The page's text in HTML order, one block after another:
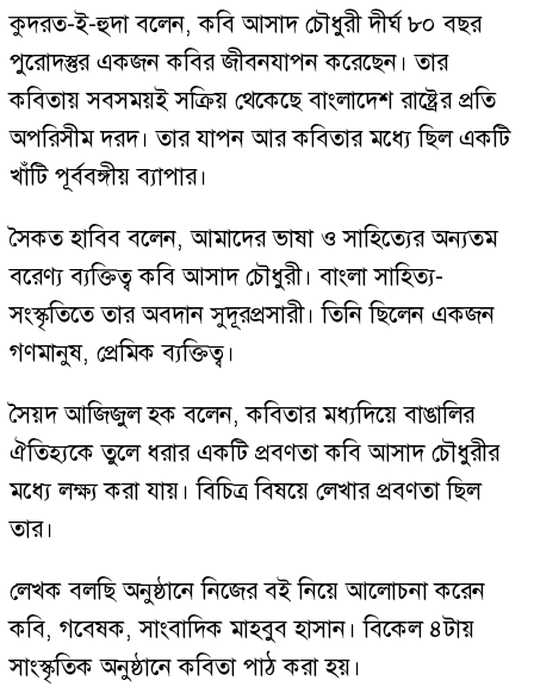
কুদরত-ই-হুদা বলেন, কবি আসাদ চৌধুরী দীর্ঘ ৮০ বছর
পুরোদস্তুর একজন কবির জীবনযাপন করেছেন। তার
কবিতায় সবসময়ই সক্রিয় থেকেছে বাংলাদেশ রাষ্ট্রের প্রতি
অপরিসীম দরদ। তার যাপন আর কবিতার মধ্যে ছিল একটি
খাঁটি পূর্ববঙ্গীয় ব্যাপার।
সৈকত হাবিব বলেন, আমাদের ভাষা ও সাহিত্যের অন্যতম
বরেণ্য ব্যক্তিত্ব কবি আসাদ চৌধুরী। বাংলা সাহিত্য-
সংস্কৃতিতে তার অবদান সুদূরপ্রসারী। তিনি ছিলেন একজন
গণমানুষ, প্রেমিক ব্যক্তিত্ব।
সৈয়দ আজিজুল হক বলেন, কবিতার মধ্যদিয়ে বাঙালির
ঐতিহ্যকে তুলে ধরার একটি প্রবণতা কবি আসাদ চৌধুরীর
মধ্যে লক্ষ্য করা যায়। বিচিত্র বিষয়ে লেখার প্রবণতা ছিল
তার।
লেখক বলছি অনুষ্ঠানে নিজের বই নিয়ে আলোচনা করেন
কবি, গবেষক, সাংবাদিক মাহবুব হাসান। বিকেল ৪টায়
সাংস্কৃতিক অনুষ্ঠানে কবিতা পাঠ করা হয়।